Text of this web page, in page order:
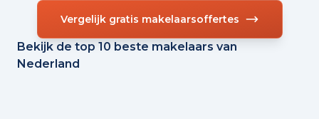
Vergelijk gratis makelaarsoffertes
Bekijk de top 10 beste makelaars van
Nederland